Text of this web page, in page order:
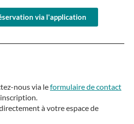
via l'application
nous via leformulaire de contact
à votre espace de